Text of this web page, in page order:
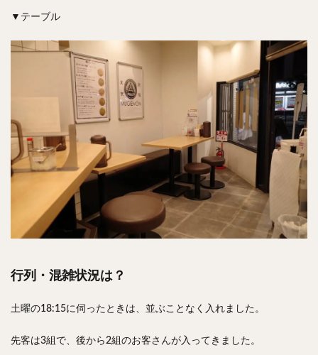
▼テーブル
行列・混雑状況は？
土曜の18:15に伺ったときは、並ぶことなく入れました。
先客は3組で、後から2組のお客さんが入ってきました。